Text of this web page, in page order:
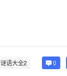
谜语大全2 0